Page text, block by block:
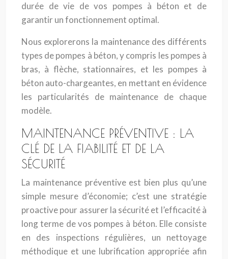
durée de vie de vos pompes à béton et de
garantir un fonctionnement optimal.
Nous explorerons la maintenance des différents
types de pompes à béton, y compris les pompes à
bras, à flèche, stationnaires, et les pompes à
béton auto-chargeantes, en mettant en évidence
les particularités de maintenance de chaque
modèle.
MAINTENANCE PRÉVENTIVE : LA
CLÉ DE LA FIABILITÉ ET DE LA
SÉCURITÉ
La maintenance préventive est bien plus qu’une
simple mesure d’économie; c’est une stratégie
proactive pour assurer la sécurité et l’efficacité à
long terme de vos pompes à béton. Elle consiste
en des inspections régulières, un nettoyage
méthodique et une lubrification appropriée afin